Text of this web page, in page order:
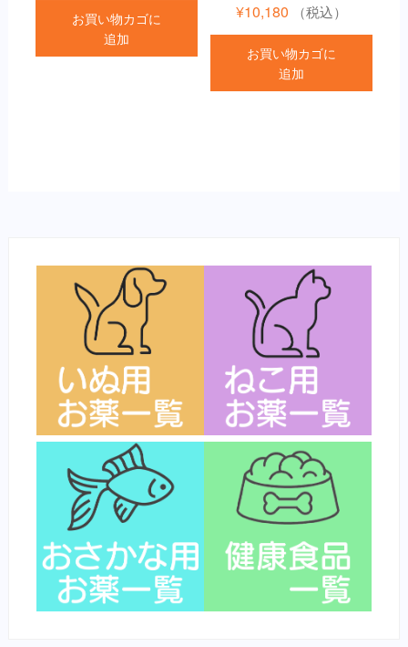
お買い物カゴに
追加
¥10,180 （税込）
お買い物カゴに
追加